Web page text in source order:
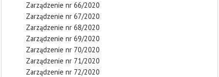
Zarządzenie nr 66/2020
Zarządzenie nr 67/2020
Zarządzenie nr 68/2020
Zarządzenie nr 69/2020
Zarządzenie nr 70/2020
Zarządzenie nr 71/2020
Zarządzenie nr 72/2020